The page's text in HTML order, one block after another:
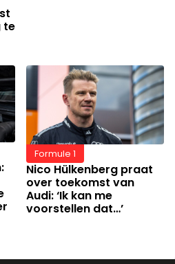
te
Formule 1
Nico Hülkenberg praat
over toekomst van
Audi: ‘Ik kan me
voorstellen dat…’